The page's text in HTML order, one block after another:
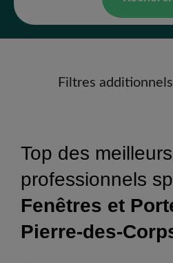
Filtres additionnels
Top des meilleurs
professionnels
Fenêtres et
Pierre-des-